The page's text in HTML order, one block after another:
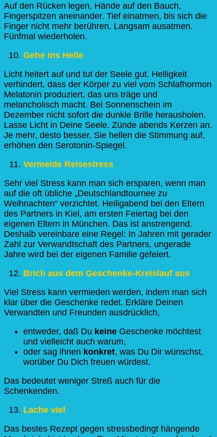
Auf den Rücken legen, Hände auf den Bauch,
Fingerspitzen aneinander. Tief einatmen, bis sich die
Finger nicht mehr berühren. Langsam ausatmen.
Fünfmal wiederholen.
Gehe ins Helle
Licht heitert auf und tut der Seele gut. Helligkeit
verhindert, dass der Körper zu viel vom Schlafhormon
Melatonin produziert, das uns träge und
melancholisch macht. Bei Sonnenschein im
Dezember nicht sofort die dunkle Brille herausholen.
Lasse Licht in Deine Seele. Zünde abends Kerzen an.
Je mehr, desto besser. Sie hellen die Stimmung auf,
erhöhen den Serotonin-Spiegel.
Vermeide Reisestress
Sehr viel Stress kann man sich ersparen, wenn man
auf die oft übliche „Deutschlandtournee zu
Weihnachten“ verzichtet. Heiligabend bei den Eltern
des Partners in Kiel, am ersten Feiertag bei den
eigenen Eltern in München. Das ist anstrengend.
Deshalb vereinbare eine Regel: In Jahren mit gerader
Zahl zur Verwandtschaft des Partners, ungerade
Jahre wird bei der eigenen Familie gefeiert.
Brich aus dem Geschenke-Kreislauf aus
Viel Stress kann vermieden werden, indem man sich
klar über die Geschenke redet. Erkläre Deinen
Verwandten und Freunden ausdrücklich,
entweder, daß Du keine Geschenke möchtest
und vielleicht auch warum,
oder sag ihnen konkret, was Du Dir wünschst,
worüber Du Dich freuen würdest.
Das bedeutet weniger Streß auch für die
Schenkenden.
Lache viel
Das bestes Rezept gegen stressbedingt hängende